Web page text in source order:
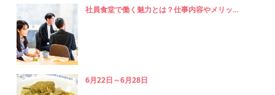
社員食堂で働く魅力とは？仕事内容やメリッ...
6月22日～6月28日